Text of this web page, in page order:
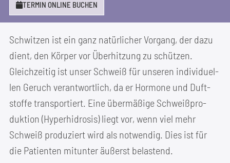
TER­MIN ONLINE BUCHEN
Schwit­zen ist ein ganz natür­li­cher Vor­gang, der dazu
dient, den Kör­per vor Über­hit­zung zu schüt­zen.
Gleich­zei­tig ist unser Schweiß für unse­ren indi­vi­du­el­
len Geruch ver­ant­wort­lich, da er Hor­mo­ne und Duft­
stof­fe trans­por­tiert. Eine über­mä­ßi­ge Schweiß­pro­
duk­ti­on (Hyper­hi­dro­sis) liegt vor, wenn viel mehr
Schweiß pro­du­ziert wird als not­wen­dig. Dies ist für
die Pati­en­ten mit­un­ter äußerst belastend.